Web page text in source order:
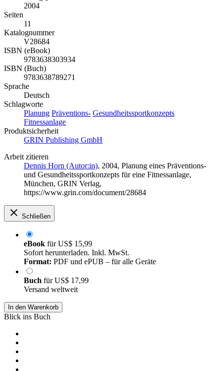
2004
Seiten
11
Katalognummer
V28684
ISBN (eBook)
9783638303934
ISBN (Buch)
9783638789271
Sprache
Deutsch
Schlagworte
Planung Präventions- Gesundheitssportkonzepts
Fitnessanlage
Produktsicherheit
GRIN Publishing GmbH
Arbeit zitieren
Dennis Horn (Autor:in), 2004, Planung eines Präventions-
und Gesundheitssportkonzepts für eine Fitnessanlage,
München, GRIN Verlag,
https://www.grin.com/document/28684
Schließen
eBook fürUS$ 15,99
Sofort herunterladen. Inkl. MwSt.
Format: PDF und ePUB – für alle Geräte
Buch fürUS$ 17,99
Versand weltweit
In den Warenkorb
Blick ins Buch